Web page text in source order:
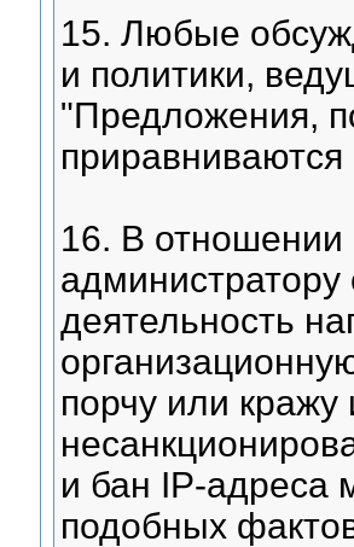
15. Любые
и политики,
"Предложения,
16. В отношении
администратору
деятельность
порчу или
и бан IP-адреса
подобных